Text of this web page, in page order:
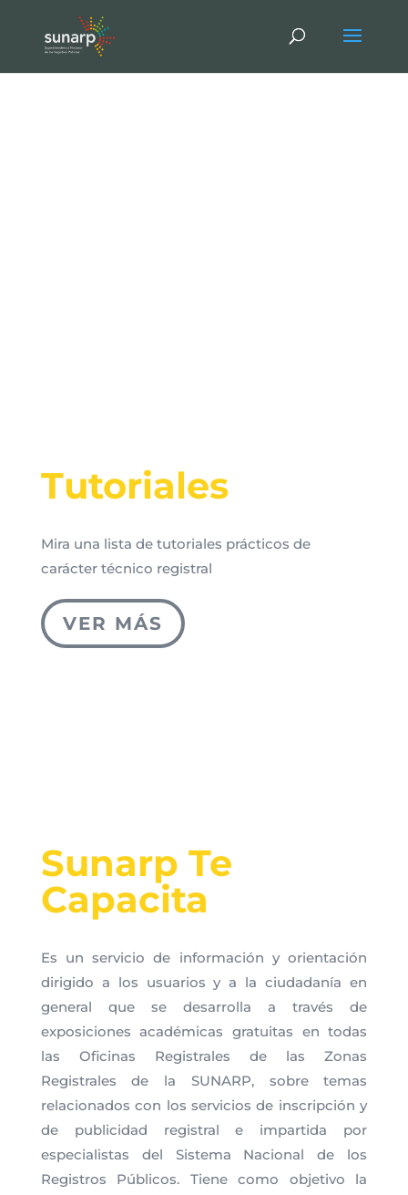
Tutoriales
Mira una lista de tutoriales prácticos de
carácter técnico registral
VER MÁS
Sunarp Te
Capacita
Es un servicio de información y orientación
dirigido a los usuarios y a la ciudadanía en
general que se desarrolla a través de
exposiciones académicas gratuitas en todas
las Oficinas Registrales de las Zonas
Registrales de la SUNARP, sobre temas
relacionados con los servicios de inscripción y
de publicidad registral e impartida por
especialistas del Sistema Nacional de los
Registros Públicos. Tiene como objetivo la